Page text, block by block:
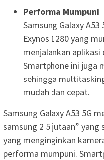
Performa Mumpuni
Samsung Galaxy
Exynos 1280 yang
menjalankan aplikasi
Smartphone ini juga
sehingga
mudah dan cepat.
Samsung Galaxy A53 5G
samsung 2 5 jutaan” yang
yang menginginkan
performa mumpuni.